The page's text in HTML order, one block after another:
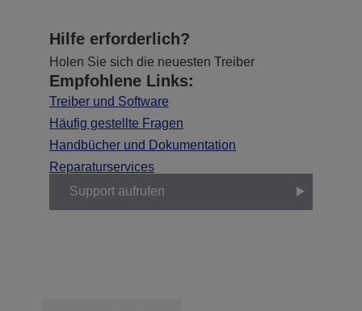
Hilfe erforderlich?
Holen Sie sich die neuesten Treiber
Empfohlene Links:
Treiber und Software
Häufig gestellte Fragen
Handbücher und Dokumentation
Reparaturservices
Support aufrufen